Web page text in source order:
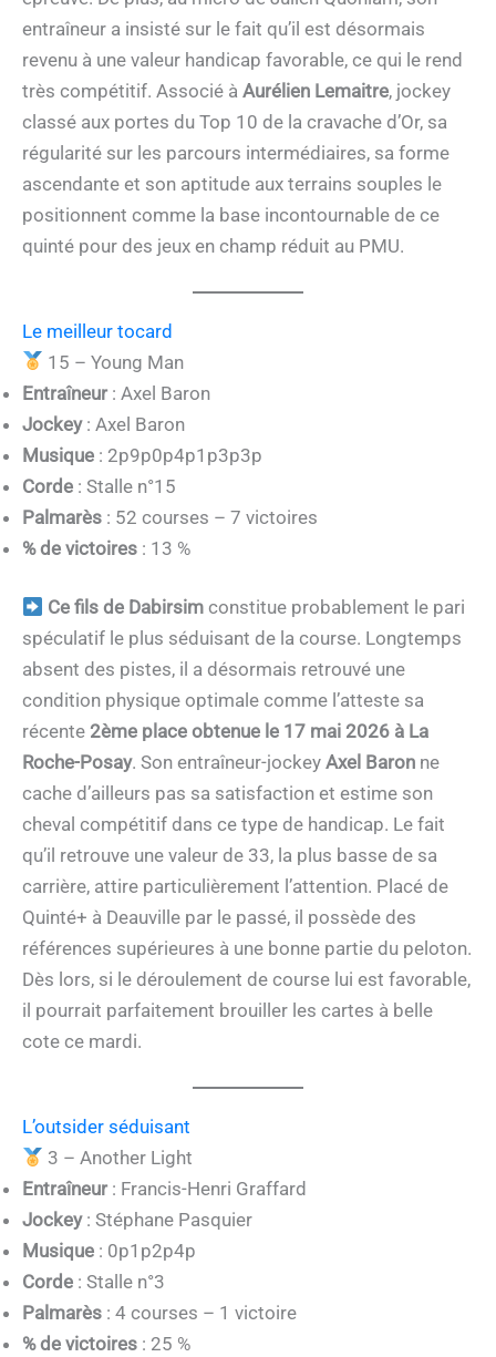
entraîneur a insisté sur le fait qu’il est désormais
revenu à une valeur handicap favorable, ce qui le rend
très compétitif. Associé à Aurélien Lemaitre, jockey
classé aux portes du Top 10 de la cravache d’Or, sa
régularité sur les parcours intermédiaires, sa forme
ascendante et son aptitude aux terrains souples le
positionnent comme la base incontournable de ce
quinté pour des jeux en champ réduit au PMU.
Le meilleur tocard
15 – Young Man
Entraîneur: Axel Baron
Jockey: Axel Baron
Musique : 2p9p0p4p1p3p3p
Corde : Stalle n°15
Palmarès : 52 courses – 7 victoires
% de victoires : 13 %
Ce fils de Dabirsim constitue probablement le pari
spéculatif le plus séduisant de la course. Longtemps
absent des pistes, il a désormais retrouvé une
condition physique optimale comme l’atteste sa
récente 2ème place obtenue le 17 mai 2026 à La
Roche-Posay. Son entraîneur-jockey Axel Baron ne
cache d’ailleurs pas sa satisfaction et estime son
cheval compétitif dans ce type de handicap. Le fait
qu’il retrouve une valeur de 33, la plus basse de sa
carrière, attire particulièrement l’attention. Placé de
Quinté+ à Deauville par le passé, il possède des
références supérieures à une bonne partie du peloton.
Dès lors, si le déroulement de course lui est favorable,
il pourrait parfaitement brouiller les cartes à belle
cote ce mardi.
L’outsider séduisant
3 – Another Light
Entraîneur: Francis-Henri Graffard
Jockey: Stéphane Pasquier
Musique : 0p1p2p4p
Corde : Stalle n°3
Palmarès : 4 courses – 1 victoire
% de victoires : 25 %